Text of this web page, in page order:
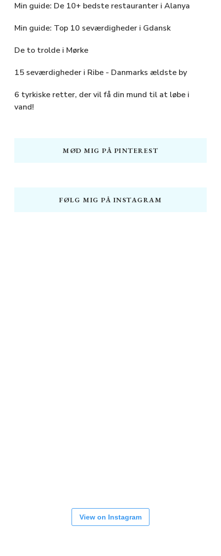
Min guide: De 10+ bedste restauranter i Alanya
Min guide: Top 10 seværdigheder i Gdansk
De to trolde i Mørke
15 seværdigheder i Ribe - Danmarks ældste by
6 tyrkiske retter, der vil få din mund til at løbe i
vand!
MØD MIG PÅ PINTEREST
FØLG MIG PÅ INSTAGRAM
View on Instagram